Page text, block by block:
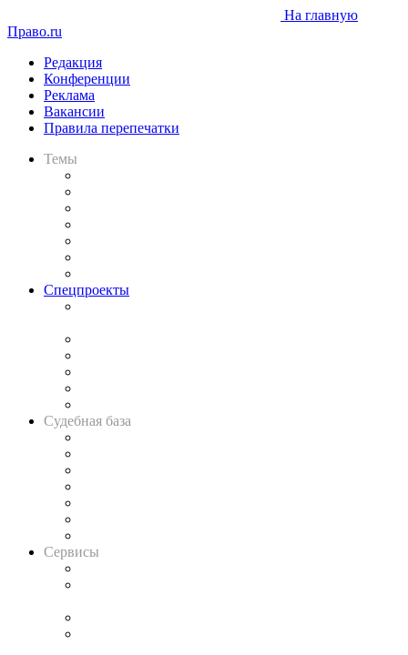
На главную
Право.ru
Редакция
Конференции
Реклама
Вакансии
Правила перепечатки
Темы
Спецпроекты
Судебная база
Сервисы